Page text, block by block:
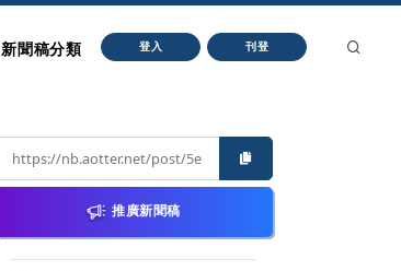
新聞稿分類 登入 刊登
推廣新聞稿